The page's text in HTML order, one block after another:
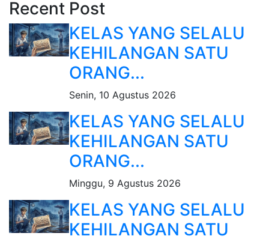
Recent Post
KELAS YANG SELALU
KEHILANGAN SATU
ORANG...
Senin, 10 Agustus 2026
KELAS YANG SELALU
KEHILANGAN SATU
ORANG...
Minggu, 9 Agustus 2026
KELAS YANG SELALU
KEHILANGAN SATU